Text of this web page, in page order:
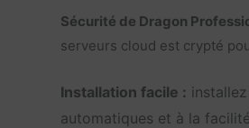
Sécurité de Dragon
serveurs cloud est crypté
Installation facile :
automatiques et à la